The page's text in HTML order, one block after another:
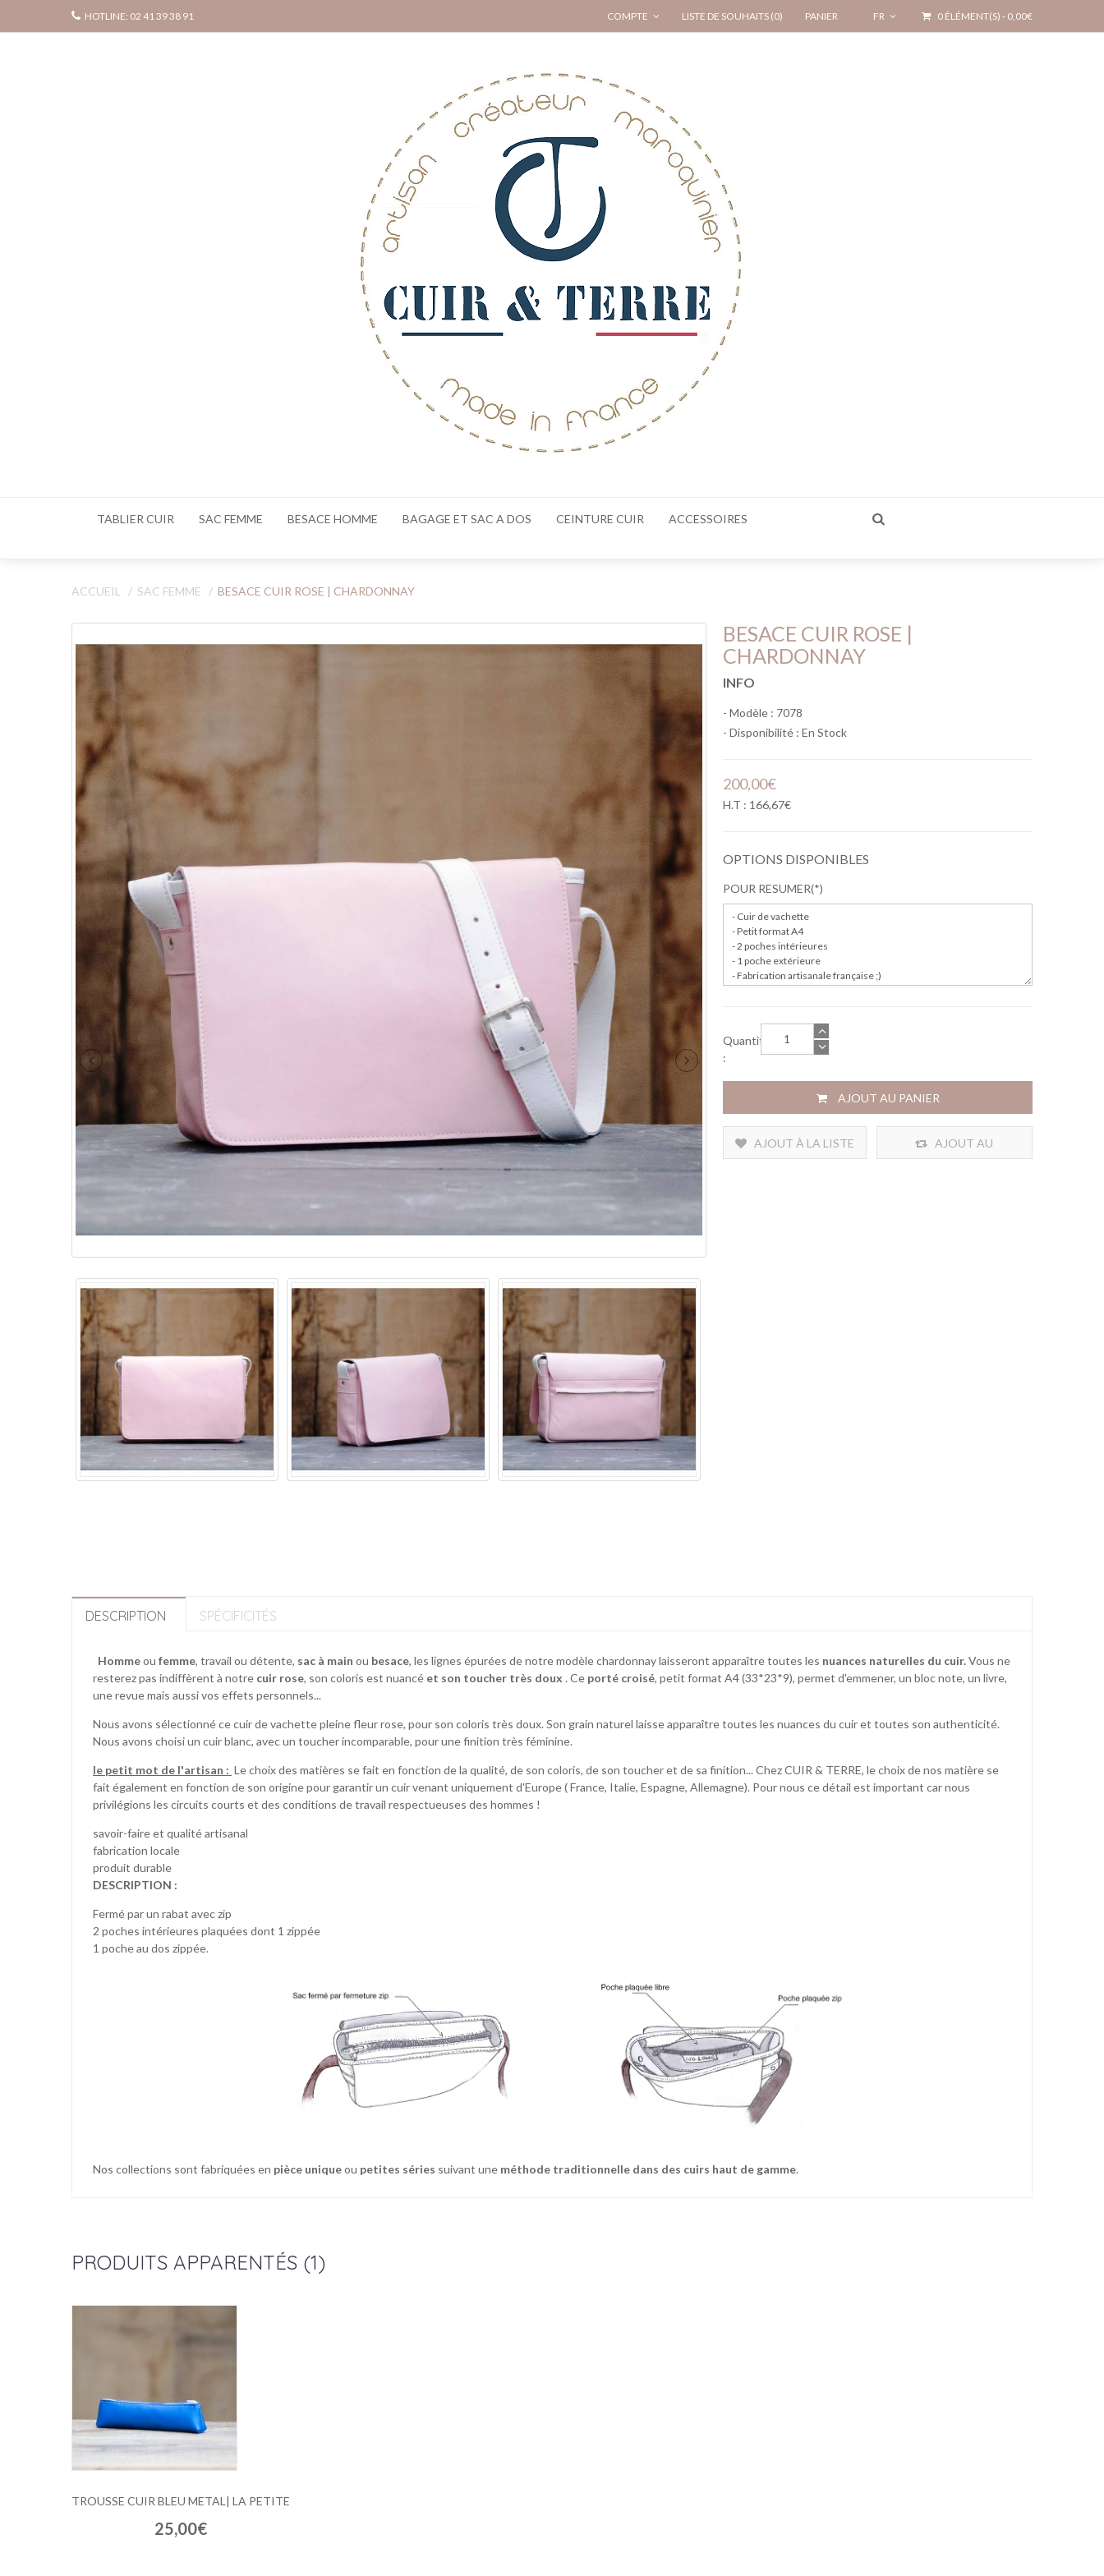
HOTLINE: 02 41 39 38 91 0 ÉLÉMENT(S) - 0,00€
FR
COMPTE LISTE DE SOUHAITS (0) PANIER
TABLIER CUIR SAC FEMME BESACE HOMME BAGAGE ET SAC A DOS CEINTURE CUIR ACCESSOIRES
ACCUEIL SAC FEMME BESACE CUIR ROSE | CHARDONNAY
BESACE CUIR ROSE |
CHARDONNAY
INFO
- Modèle : 7078
- Disponibilité : En Stock
200,00€
H.T : 166,67€
OPTIONS DISPONIBLES
POUR RESUMER
Quantité
:
AJOUT AU PANIER
AJOUT À LA LISTE AJOUT AU
DESCRIPTION SPÉCIFICITÉS
Hommeou femme, travail ou détente, sac à main ou besace, les lignes épurées de notre modèle chardonnay laisseront apparaître toutes les nuances naturelles du cuir.Vous ne
resterez pas indiffèrent à notre cuir rose, son coloris est nuancé et son toucher très doux . Ce porté croisé, petit format A4 (33*23*9), permet d'emmener, un bloc note, un livre,
une revue mais aussi vos effets personnels...
Nous avons sélectionné ce cuir de vachette pleine fleur rose, pour son coloris très doux. Son grain naturel laisse apparaître toutes les nuances du cuir et toutes son authenticité.
Nous avons choisi un cuir blanc, avec un toucher incomparable, pour une finition très féminine.
le petit mot de l'artisan : Le choix des matières se fait en fonction de la qualité, de son coloris, de son toucher et de sa finition... Chez CUIR & TERRE, le choix de nos matière se
fait également en fonction de son origine pour garantir un cuir venant uniquement d'Europe ( France, Italie, Espagne, Allemagne). Pour nous ce détail est important car nous
privilégions les circuits courts et des conditions de travail respectueuses des hommes !
savoir-faire et qualité artisanal
fabrication locale
produit durable
DESCRIPTION :
Fermé par un rabat avec zip
2 poches intérieures plaquées dont 1 zippée
1 poche au dos zippée.
Nos collections sont fabriquées en pièce uniqueou petites séries suivant une méthode traditionnelle dans des cuirs haut de gamme.
PRODUITS APPARENTÉS (1)
TROUSSE CUIR BLEU METAL| LA PETITE
25,00€